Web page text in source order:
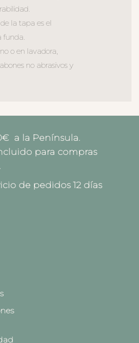
la tapa es el
funda.
o en lavadora,
no abrasivos y
a la Península.
para compras
de pedidos 12 días